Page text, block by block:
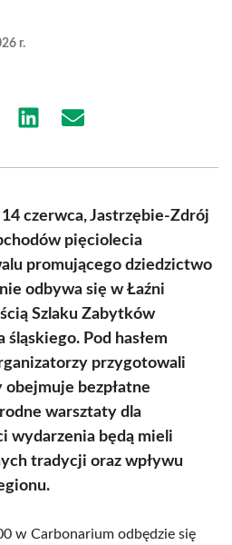
r.
Share Share
czerwca, Jastrzębie-Zdrój
pięciolecia
promującego dziedzictwo
odbywa się w Łaźni
Szlaku Zabytków
Pod hasłem
przygotowali
bezpłatne
warsztaty dla
wydarzenia będą mieli
tradycji oraz wpływu
w Carbonarium odbędzie się